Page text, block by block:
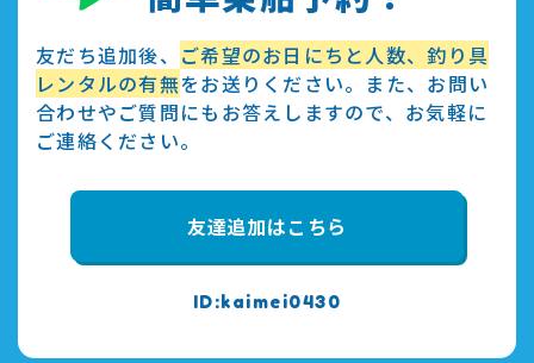
友だち追加後、 ご希望のお日にちと人数、釣り具
レンタルの有無をお送りください。また、お問い
合わせやご質問にもお答えしますので、お気軽に
ご連絡ください。
kaimei0430
友達追加はこちら